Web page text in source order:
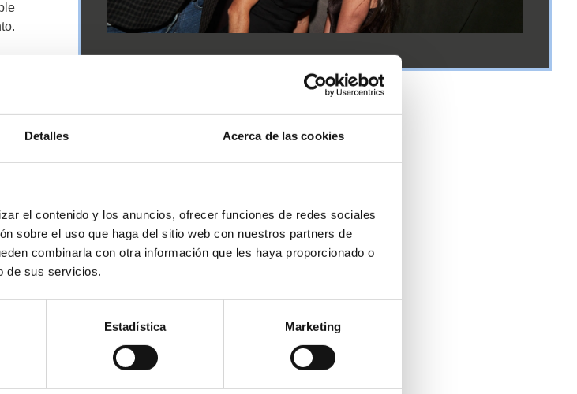
Detalles Acerca de las cookies
el contenido y los anuncios, ofrecer funciones de redes sociales
sobre el uso que haga del sitio web con nuestros partners de
combinarla con otra información que les haya proporcionado o
de sus servicios.
Estadística Marketing
modernas, con posicionamientos claros y diseñadas
de consumo dentro de la restauración organizada.
casual y urbana, cada marca combina identidad propia,
y capacidad de expansión.
para atraer y satisfacer a los miles de clientes que visitan
a diario.